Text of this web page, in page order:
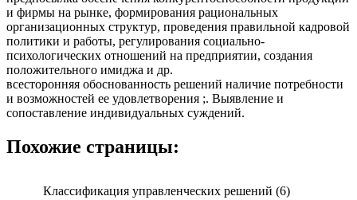
и фирмы на рынке, формирования рациональных
организационных структур, проведения правильной кадровой
политики и работы, регулирования социально-
психологических отношений на предприятии, создания
положительного имиджа и др.
всесторонняя обоснованность решений наличие потребности
и возможностей ее удовлетворения ;. Выявление и
сопоставление индивидуальных суждений.
Похожие страницы:
Классификация управленческих решений (6)